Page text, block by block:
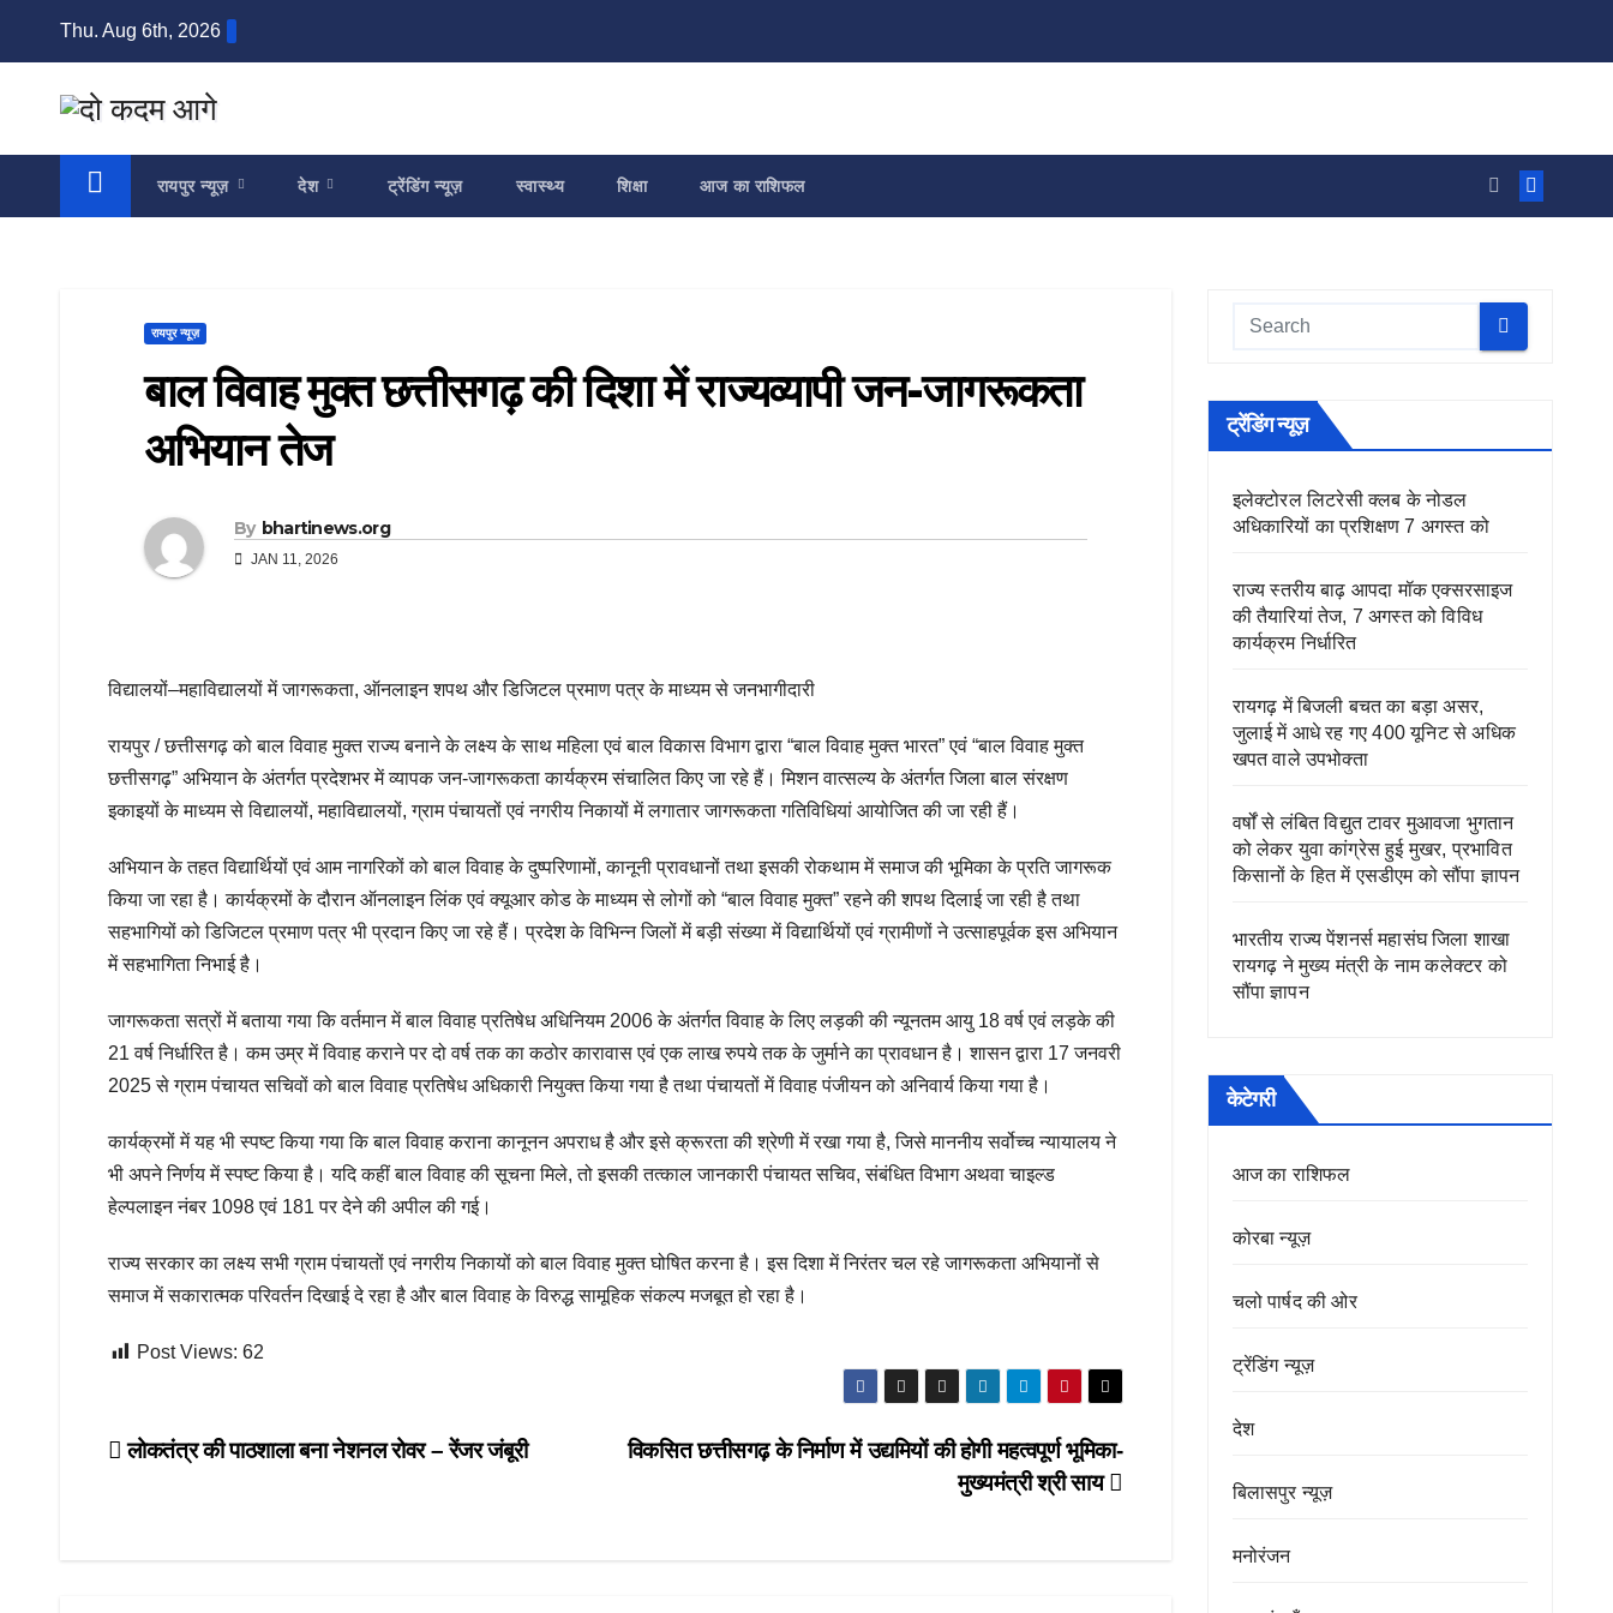
Thu. Aug 6th, 2026
रायपुर न्यूज़ देश ट्रेंडिंग न्यूज़ स्वास्थ्य शिक्षा आज का राशिफल
रायपुर न्यूज़
बाल विवाह मुक्त छत्तीसगढ़ की दिशा में राज्यव्यापी जन-जागरूकता
अभियान तेज
By bhartinews.org
JAN 11, 2026
विद्यालयों–महाविद्यालयों में जागरूकता, ऑनलाइन शपथ और डिजिटल प्रमाण पत्र के माध्यम से जनभागीदारी
रायपुर / छत्तीसगढ़ को बाल विवाह मुक्त राज्य बनाने के लक्ष्य के साथ महिला एवं बाल विकास विभाग द्वारा “बाल विवाह मुक्त भारत” एवं “बाल विवाह मुक्त
छत्तीसगढ़” अभियान के अंतर्गत प्रदेशभर में व्यापक जन-जागरूकता कार्यक्रम संचालित किए जा रहे हैं। मिशन वात्सल्य के अंतर्गत जिला बाल संरक्षण
इकाइयों के माध्यम से विद्यालयों, महाविद्यालयों, ग्राम पंचायतों एवं नगरीय निकायों में लगातार जागरूकता गतिविधियां आयोजित की जा रही हैं।
अभियान के तहत विद्यार्थियों एवं आम नागरिकों को बाल विवाह के दुष्परिणामों, कानूनी प्रावधानों तथा इसकी रोकथाम में समाज की भूमिका के प्रति जागरूक
किया जा रहा है। कार्यक्रमों के दौरान ऑनलाइन लिंक एवं क्यूआर कोड के माध्यम से लोगों को “बाल विवाह मुक्त” रहने की शपथ दिलाई जा रही है तथा
सहभागियों को डिजिटल प्रमाण पत्र भी प्रदान किए जा रहे हैं। प्रदेश के विभिन्न जिलों में बड़ी संख्या में विद्यार्थियों एवं ग्रामीणों ने उत्साहपूर्वक इस अभियान
में सहभागिता निभाई है।
जागरूकता सत्रों में बताया गया कि वर्तमान में बाल विवाह प्रतिषेध अधिनियम 2006 के अंतर्गत विवाह के लिए लड़की की न्यूनतम आयु 18 वर्ष एवं लड़के की
21 वर्ष निर्धारित है। कम उम्र में विवाह कराने पर दो वर्ष तक का कठोर कारावास एवं एक लाख रुपये तक के जुर्माने का प्रावधान है। शासन द्वारा 17 जनवरी
2025 से ग्राम पंचायत सचिवों को बाल विवाह प्रतिषेध अधिकारी नियुक्त किया गया है तथा पंचायतों में विवाह पंजीयन को अनिवार्य किया गया है।
कार्यक्रमों में यह भी स्पष्ट किया गया कि बाल विवाह कराना कानूनन अपराध है और इसे क्रूरता की श्रेणी में रखा गया है, जिसे माननीय सर्वोच्च न्यायालय ने
भी अपने निर्णय में स्पष्ट किया है। यदि कहीं बाल विवाह की सूचना मिले, तो इसकी तत्काल जानकारी पंचायत सचिव, संबंधित विभाग अथवा चाइल्ड
हेल्पलाइन नंबर 1098 एवं 181 पर देने की अपील की गई।
राज्य सरकार का लक्ष्य सभी ग्राम पंचायतों एवं नगरीय निकायों को बाल विवाह मुक्त घोषित करना है। इस दिशा में निरंतर चल रहे जागरूकता अभियानों से
समाज में सकारात्मक परिवर्तन दिखाई दे रहा है और बाल विवाह के विरुद्ध सामूहिक संकल्प मजबूत हो रहा है।
Post Views: 62
Post
विकसित छत्तीसगढ़ के निर्माण में उद्यमियों की होगी महत्वपूर्ण भूमिका-
मुख्यमंत्री श्री साय
लोकतंत्र की पाठशाला बना नेशनल रोवर – रेंजर जंबूरी
ट्रेंडिंग न्यूज़
इलेक्टोरल लिटरेसी क्लब के नोडल
अधिकारियों का प्रशिक्षण 7 अगस्त को
राज्य स्तरीय बाढ़ आपदा मॉक एक्सरसाइज
की तैयारियां तेज, 7 अगस्त को विविध
कार्यक्रम निर्धारित
रायगढ़ में बिजली बचत का बड़ा असर,
जुलाई में आधे रह गए 400 यूनिट से अधिक
खपत वाले उपभोक्ता
वर्षों से लंबित विद्युत टावर मुआवजा भुगतान
को लेकर युवा कांग्रेस हुई मुखर, प्रभावित
किसानों के हित में एसडीएम को सौंपा ज्ञापन
भारतीय राज्य पेंशनर्स महासंघ जिला शाखा
रायगढ़ ने मुख्य मंत्री के नाम कलेक्टर को
सौंपा ज्ञापन
केटेगरी
आज का राशिफल
कोरबा न्यूज़
चलो पार्षद की ओर
ट्रेंडिंग न्यूज़
देश
बिलासपुर न्यूज़
मनोरंजन